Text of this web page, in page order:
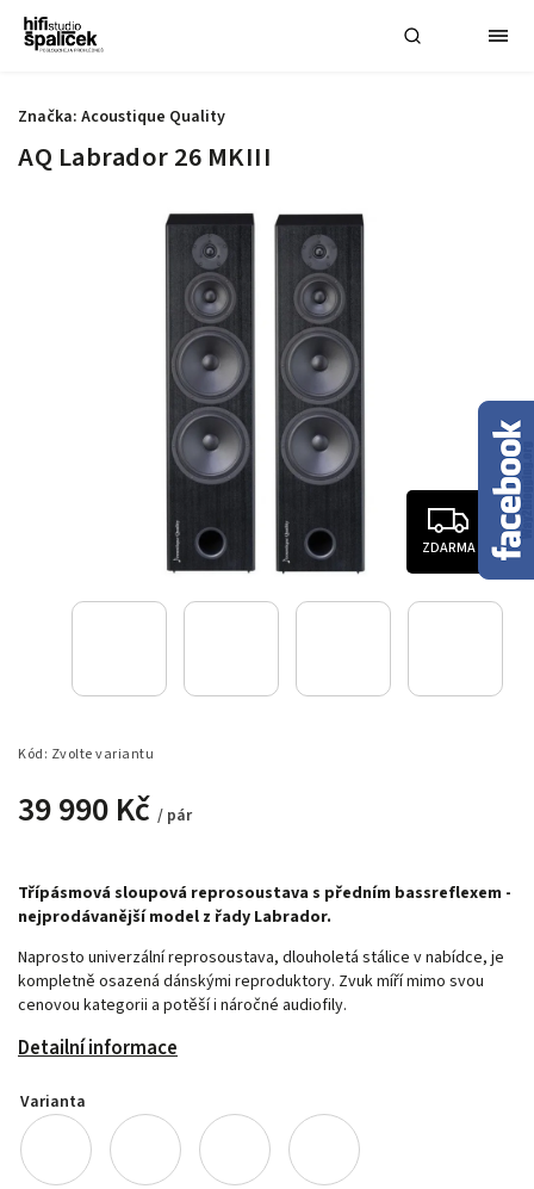
AQ Labrador 26 MKIII
ZDARMA
Kód: Zvolte variantu
39 990 Kč / pár
Třípásmová sloupová reprosoustava s předním bassreflexem -
nejprodávanější model z řady Labrador.
Naprosto univerzální reprosoustava, dlouholetá stálice v nabídce, je
kompletně osazená dánskými reproduktory. Zvuk míří mimo svou
cenovou kategorii a potěší i náročné audiofily.
Detailní informace
Značka: Acoustique Quality
Varianta